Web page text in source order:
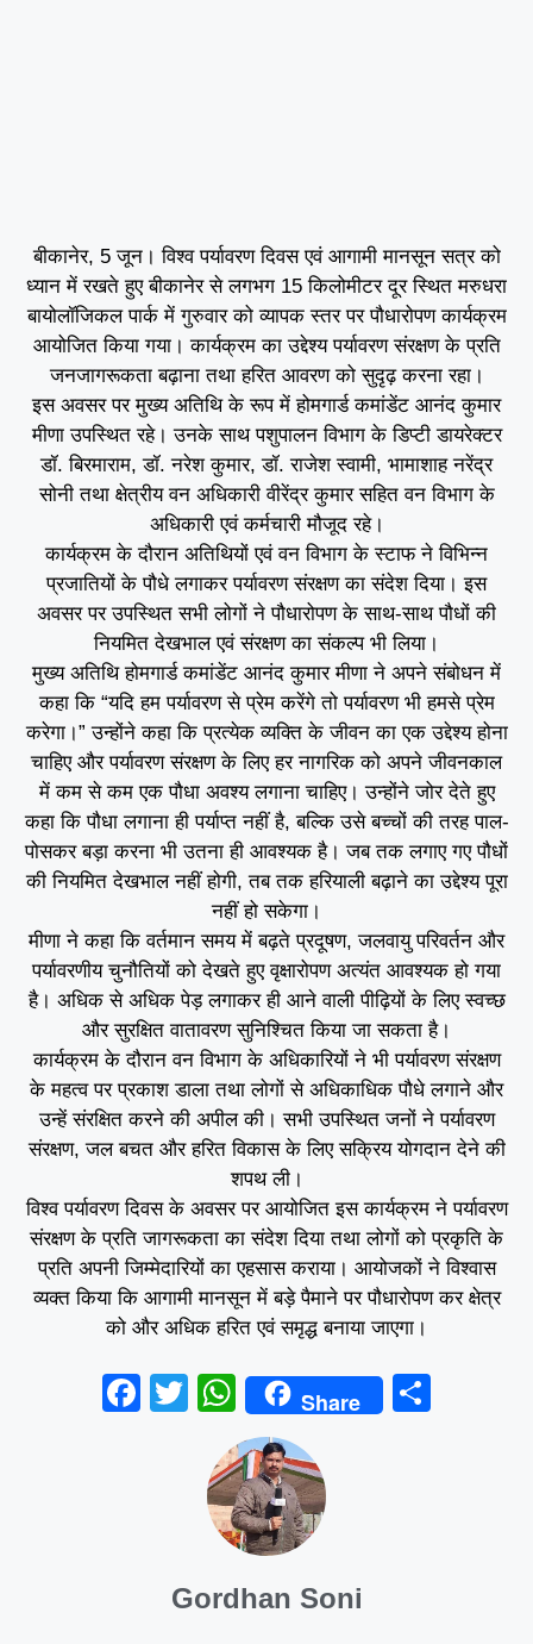
बीकानेर, 5 जून। विश्व पर्यावरण दिवस एवं आगामी मानसून सत्र को
ध्यान में रखते हुए बीकानेर से लगभग 15 किलोमीटर दूर स्थित मरुधरा
बायोलॉजिकल पार्क में गुरुवार को व्यापक स्तर पर पौधारोपण कार्यक्रम
आयोजित किया गया। कार्यक्रम का उद्देश्य पर्यावरण संरक्षण के प्रति
जनजागरूकता बढ़ाना तथा हरित आवरण को सुदृढ़ करना रहा।
इस अवसर पर मुख्य अतिथि के रूप में होमगार्ड कमांडेंट आनंद कुमार
मीणा उपस्थित रहे। उनके साथ पशुपालन विभाग के डिप्टी डायरेक्टर
डॉ. बिरमाराम, डॉ. नरेश कुमार, डॉ. राजेश स्वामी, भामाशाह नरेंद्र
सोनी तथा क्षेत्रीय वन अधिकारी वीरेंद्र कुमार सहित वन विभाग के
अधिकारी एवं कर्मचारी मौजूद रहे।
कार्यक्रम के दौरान अतिथियों एवं वन विभाग के स्टाफ ने विभिन्न
प्रजातियों के पौधे लगाकर पर्यावरण संरक्षण का संदेश दिया। इस
अवसर पर उपस्थित सभी लोगों ने पौधारोपण के साथ-साथ पौधों की
नियमित देखभाल एवं संरक्षण का संकल्प भी लिया।
मुख्य अतिथि होमगार्ड कमांडेंट आनंद कुमार मीणा ने अपने संबोधन में
कहा कि “यदि हम पर्यावरण से प्रेम करेंगे तो पर्यावरण भी हमसे प्रेम
करेगा।” उन्होंने कहा कि प्रत्येक व्यक्ति के जीवन का एक उद्देश्य होना
चाहिए और पर्यावरण संरक्षण के लिए हर नागरिक को अपने जीवनकाल
में कम से कम एक पौधा अवश्य लगाना चाहिए। उन्होंने जोर देते हुए
कहा कि पौधा लगाना ही पर्याप्त नहीं है, बल्कि उसे बच्चों की तरह पाल-
पोसकर बड़ा करना भी उतना ही आवश्यक है। जब तक लगाए गए पौधों
की नियमित देखभाल नहीं होगी, तब तक हरियाली बढ़ाने का उद्देश्य पूरा
नहीं हो सकेगा।
मीणा ने कहा कि वर्तमान समय में बढ़ते प्रदूषण, जलवायु परिवर्तन और
पर्यावरणीय चुनौतियों को देखते हुए वृक्षारोपण अत्यंत आवश्यक हो गया
है। अधिक से अधिक पेड़ लगाकर ही आने वाली पीढ़ियों के लिए स्वच्छ
और सुरक्षित वातावरण सुनिश्चित किया जा सकता है।
कार्यक्रम के दौरान वन विभाग के अधिकारियों ने भी पर्यावरण संरक्षण
के महत्व पर प्रकाश डाला तथा लोगों से अधिकाधिक पौधे लगाने और
उन्हें संरक्षित करने की अपील की। सभी उपस्थित जनों ने पर्यावरण
संरक्षण, जल बचत और हरित विकास के लिए सक्रिय योगदान देने की
शपथ ली।
विश्व पर्यावरण दिवस के अवसर पर आयोजित इस कार्यक्रम ने पर्यावरण
संरक्षण के प्रति जागरूकता का संदेश दिया तथा लोगों को प्रकृति के
प्रति अपनी जिम्मेदारियों का एहसास कराया। आयोजकों ने विश्वास
व्यक्त किया कि आगामी मानसून में बड़े पैमाने पर पौधारोपण कर क्षेत्र
को और अधिक हरित एवं समृद्ध बनाया जाएगा।
F
T
tt
er
W
h
at
s
A
p
p
Share
Gordhan Soni